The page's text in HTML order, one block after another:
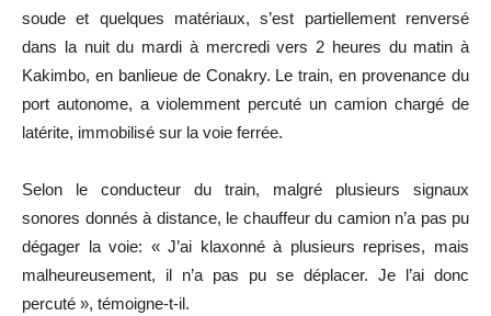
soude et quelques matériaux, s’est partiellement renversé
dans la nuit du mardi à mercredi vers 2 heures du matin à
Kakimbo, en banlieue de Conakry. Le train, en provenance du
port autonome, a violemment percuté un camion chargé de
latérite, immobilisé sur la voie ferrée.
Selon le conducteur du train, malgré plusieurs signaux
sonores donnés à distance, le chauffeur du camion n’a pas pu
dégager la voie: « J’ai klaxonné à plusieurs reprises, mais
malheureusement, il n’a pas pu se déplacer. Je l’ai donc
percuté », témoigne-t-il.